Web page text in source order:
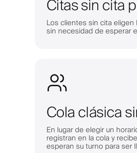
Citas sin cita
Los clientes sin cita
sin necesidad de esperar
Cola clásica
En lugar de elegir un
registran en la cola y
esperan su turno para ser